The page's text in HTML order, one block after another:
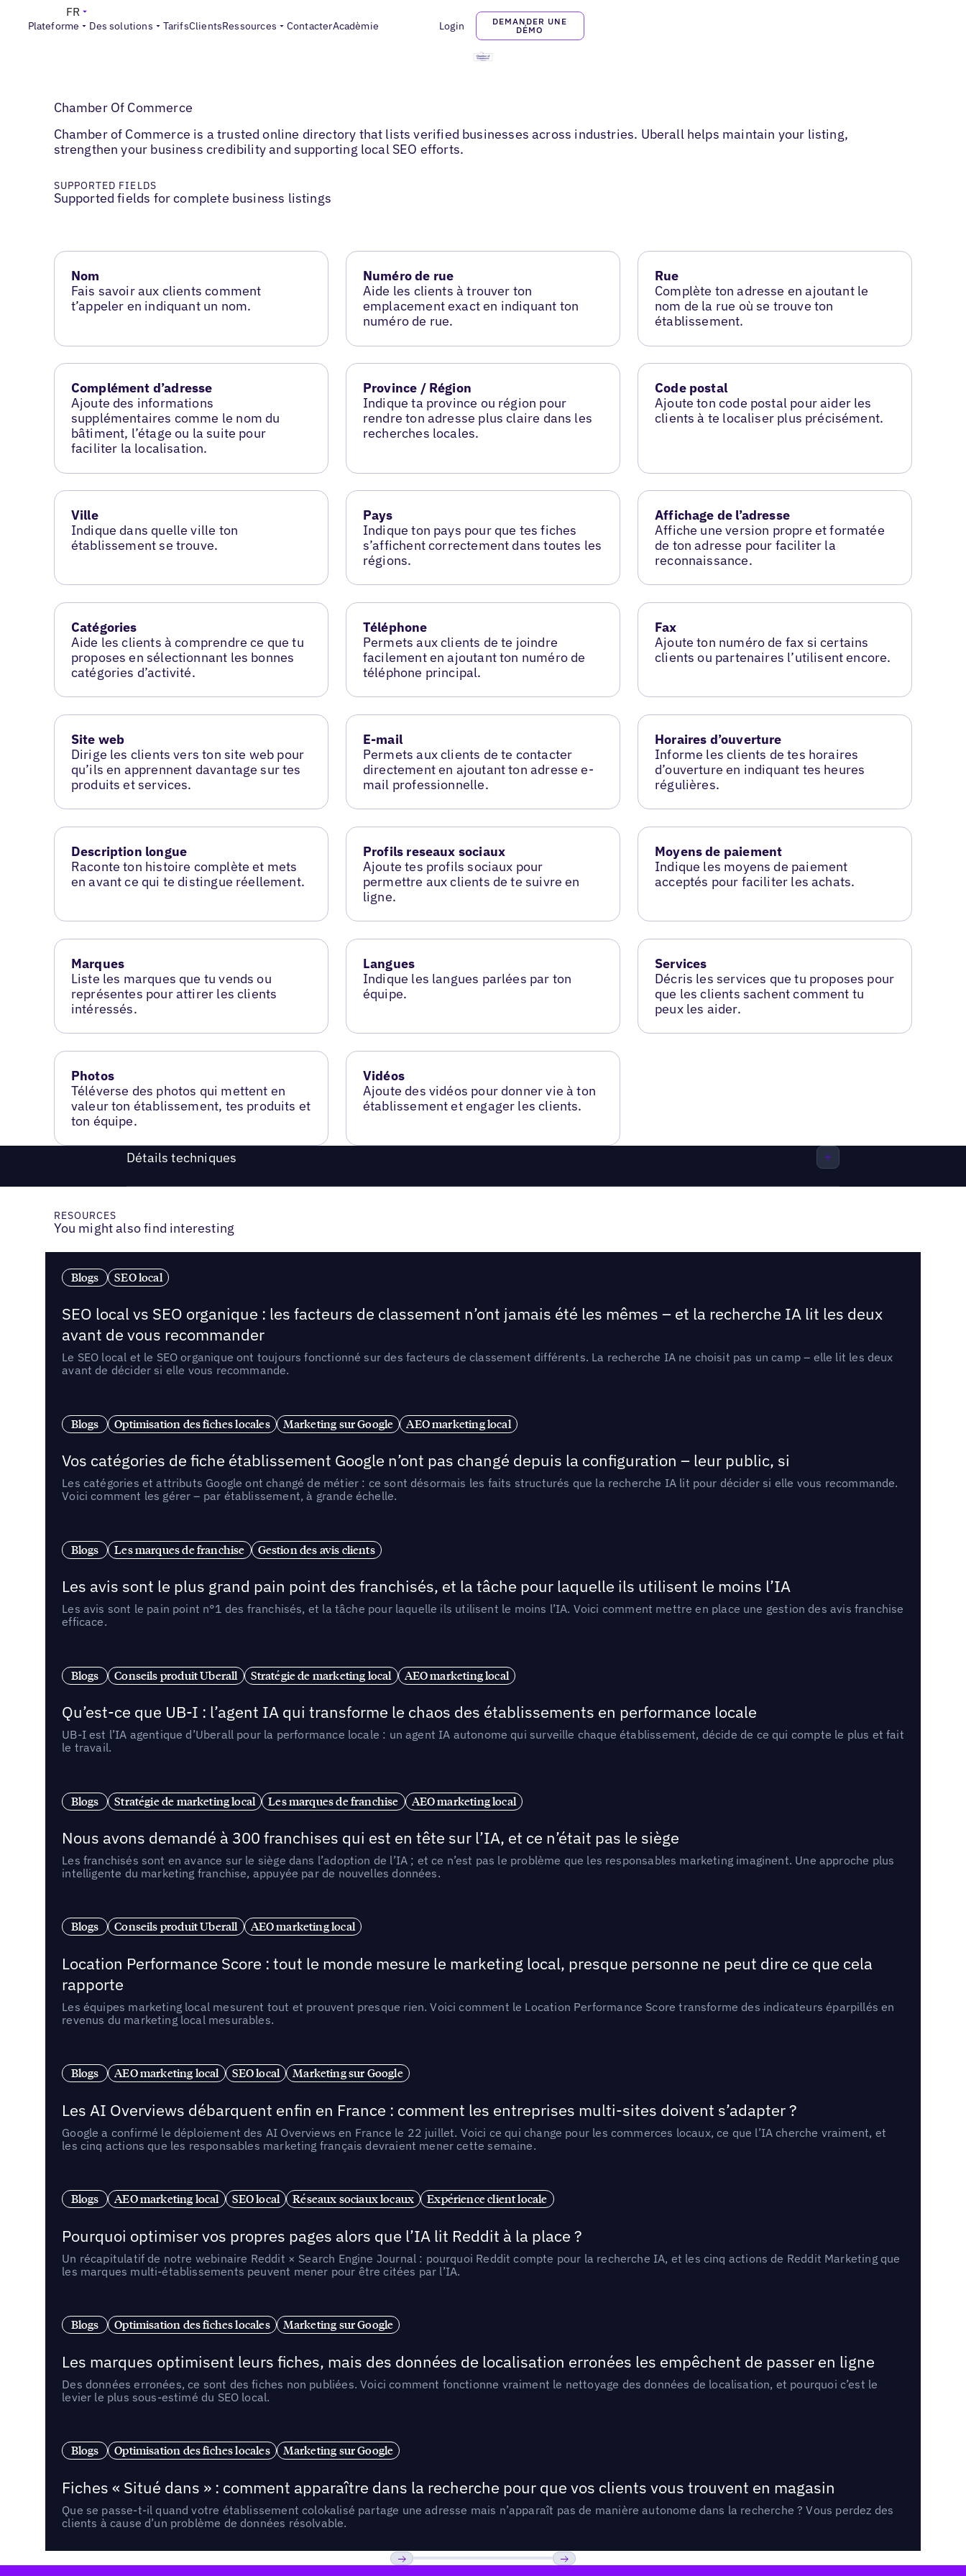
Plateforme Des solutions TarifsClientsRessources ContacterAcadèmie Login
DEMANDER UNE
DÉMO
FR
Chamber Of Commerce
Chamber of Commerce is a trusted online directory that lists verified businesses across industries. Uberall helps maintain your listing,
strengthen your business credibility and supporting local SEO efforts.
SUPPORTED FIELDS
Supported fields for complete business listings
Nom
Fais savoir aux clients comment
t’appeler en indiquant un nom.
Numéro de rue
Aide les clients à trouver ton
emplacement exact en indiquant ton
numéro de rue.
Rue
Complète ton adresse en ajoutant le
nom de la rue où se trouve ton
établissement.
Complément d’adresse
Ajoute des informations
supplémentaires comme le nom du
bâtiment, l’étage ou la suite pour
faciliter la localisation.
Province / Région
Indique ta province ou région pour
rendre ton adresse plus claire dans les
recherches locales.
Code postal
Ajoute ton code postal pour aider les
clients à te localiser plus précisément.
Ville
Indique dans quelle ville ton
établissement se trouve.
Pays
Indique ton pays pour que tes fiches
s’affichent correctement dans toutes les
régions.
Affichage de l’adresse
Affiche une version propre et formatée
de ton adresse pour faciliter la
reconnaissance.
Catégories
Aide les clients à comprendre ce que tu
proposes en sélectionnant les bonnes
catégories d’activité.
Téléphone
Permets aux clients de te joindre
facilement en ajoutant ton numéro de
téléphone principal.
Fax
Ajoute ton numéro de fax si certains
clients ou partenaires l’utilisent encore.
Site web
Dirige les clients vers ton site web pour
qu’ils en apprennent davantage sur tes
produits et services.
E-mail
Permets aux clients de te contacter
directement en ajoutant ton adresse e-
mail professionnelle.
Horaires d’ouverture
Informe les clients de tes horaires
d’ouverture en indiquant tes heures
régulières.
Description longue
Raconte ton histoire complète et mets
en avant ce qui te distingue réellement.
Profils reseaux sociaux
Ajoute tes profils sociaux pour
permettre aux clients de te suivre en
ligne.
Moyens de paiement
Indique les moyens de paiement
acceptés pour faciliter les achats.
Marques
Liste les marques que tu vends ou
représentes pour attirer les clients
intéressés.
Langues
Indique les langues parlées par ton
équipe.
Services
Décris les services que tu proposes pour
que les clients sachent comment tu
peux les aider.
Photos
Téléverse des photos qui mettent en
valeur ton établissement, tes produits et
ton équipe.
Vidéos
Ajoute des vidéos pour donner vie à ton
établissement et engager les clients.
Détails techniques
RESOURCES
You might also find interesting
Blogs SEO local
SEO local vs SEO organique : les facteurs de classement n’ont jamais été les mêmes – et la recherche IA lit les deux
avant de vous recommander
Le SEO local et le SEO organique ont toujours fonctionné sur des facteurs de classement différents. La recherche IA ne choisit pas un camp – elle lit les deux
avant de décider si elle vous recommande.
Blogs Optimisation des fiches locales Marketing sur Google AEO marketing local
Vos catégories de fiche établissement Google n’ont pas changé depuis la configuration – leur public, si
Les catégories et attributs Google ont changé de métier : ce sont désormais les faits structurés que la recherche IA lit pour décider si elle vous recommande.
Voici comment les gérer – par établissement, à grande échelle.
Blogs Les marques de franchise Gestion des avis clients
Les avis sont le plus grand pain point des franchisés, et la tâche pour laquelle ils utilisent le moins l’IA
Les avis sont le pain point n°1 des franchisés, et la tâche pour laquelle ils utilisent le moins l’IA. Voici comment mettre en place une gestion des avis franchise
efficace.
Blogs Conseils produit Uberall Stratégie de marketing local AEO marketing local
Qu’est-ce que UB-I : l’agent IA qui transforme le chaos des établissements en performance locale
UB-I est l’IA agentique d’Uberall pour la performance locale : un agent IA autonome qui surveille chaque établissement, décide de ce qui compte le plus et fait
le travail.
Blogs Stratégie de marketing local Les marques de franchise AEO marketing local
Nous avons demandé à 300 franchises qui est en tête sur l’IA, et ce n’était pas le siège
Les franchisés sont en avance sur le siège dans l’adoption de l’IA ; et ce n’est pas le problème que les responsables marketing imaginent. Une approche plus
intelligente du marketing franchise, appuyée par de nouvelles données.
Blogs Conseils produit Uberall AEO marketing local
Location Performance Score : tout le monde mesure le marketing local, presque personne ne peut dire ce que cela
rapporte
Les équipes marketing local mesurent tout et prouvent presque rien. Voici comment le Location Performance Score transforme des indicateurs éparpillés en
revenus du marketing local mesurables.
Blogs AEO marketing local SEO local Marketing sur Google
Les AI Overviews débarquent enfin en France : comment les entreprises multi-sites doivent s’adapter ?
Google a confirmé le déploiement des AI Overviews en France le 22 juillet. Voici ce qui change pour les commerces locaux, ce que l’IA cherche vraiment, et
les cinq actions que les responsables marketing français devraient mener cette semaine.
Blogs AEO marketing local SEO local Réseaux sociaux locaux Expérience client locale
Pourquoi optimiser vos propres pages alors que l’IA lit Reddit à la place ?
Un récapitulatif de notre webinaire Reddit × Search Engine Journal : pourquoi Reddit compte pour la recherche IA, et les cinq actions de Reddit Marketing que
les marques multi-établissements peuvent mener pour être citées par l’IA.
Blogs Optimisation des fiches locales Marketing sur Google
Les marques optimisent leurs fiches, mais des données de localisation erronées les empêchent de passer en ligne
Des données erronées, ce sont des fiches non publiées. Voici comment fonctionne vraiment le nettoyage des données de localisation, et pourquoi c’est le
levier le plus sous-estimé du SEO local.
Blogs Optimisation des fiches locales Marketing sur Google
Fiches « Situé dans » : comment apparaître dans la recherche pour que vos clients vous trouvent en magasin
Que se passe-t-il quand votre établissement colokalisé partage une adresse mais n’apparaît pas de manière autonome dans la recherche ? Vous perdez des
clients à cause d’un problème de données résolvable.